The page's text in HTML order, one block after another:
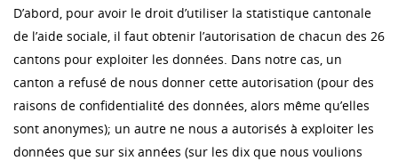
D’abord, pour avoir le droit d’utiliser la statistique cantonale
de l’aide sociale, il faut obtenir l’autorisation de chacun des 26
cantons pour exploiter les données. Dans notre cas, un
canton a refusé de nous donner cette autorisation (pour des
raisons de confidentialité des données, alors même qu’elles
sont anonymes); un autre ne nous a autorisés à exploiter les
données que sur six années (sur les dix que nous voulions